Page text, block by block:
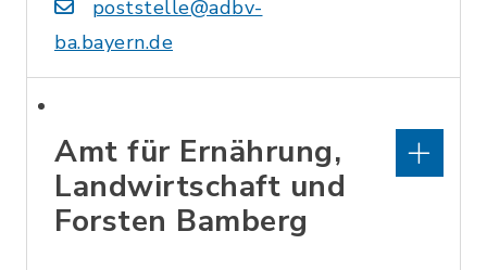
poststelle@adbv-
ba.bayern.de
Amt für Ernährung,
Landwirtschaft und
Forsten Bamberg